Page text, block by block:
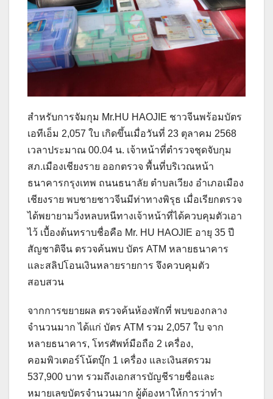
สำหรับการจัมกุม Mr.HU HAOJIE ชาวจีนพร้อมบัตร
เอทีเอ็ม 2,057 ใบ เกิดขึ้นเมื่อวันที่ 23 ตุลาคม 2568
เวลาประมาณ 00.04 น. เจ้าหน้าที่ตำรวจชุดจับกุม
สภ.เมืองเชียงราย ออกตรวจ พื้นที่บริเวณหน้า
ธนาคารกรุงเทพ ถนนธนาลัย ตำบลเวียง อำเภอเมือง
เชียงราย พบชายชาวจีนมีท่าทางพิรุธ เมื่อเรียกตรวจ
ได้พยายามวิ่งหลบหนีทางเจ้าหน้าที่ได้ควบคุมตัวเอา
ไว้ เบื้องต้นทราบชื่อคือ Mr. HU HAOJIE อายุ 35 ปี
สัญชาติจีน ตรวจค้นพบ บัตร ATM หลายธนาคาร
และสลิปโอนเงินหลายรายการ จึงควบคุมตัว
สอบสวน
จากการขยายผล ตรวจค้นห้องพักที่ พบของกลาง
จำนวนมาก ได้แก่ บัตร ATM รวม 2,057 ใบ จาก
หลายธนาคาร, โทรศัพท์มือถือ 2 เครื่อง,
คอมพิวเตอร์โน้ตบุ๊ก 1 เครื่อง และเงินสดรวม
537,900 บาท รวมถึงเอกสารบัญชีรายชื่อและ
หมายเลขบัตรจำนวนมาก ผู้ต้องหาให้การว่าทำ